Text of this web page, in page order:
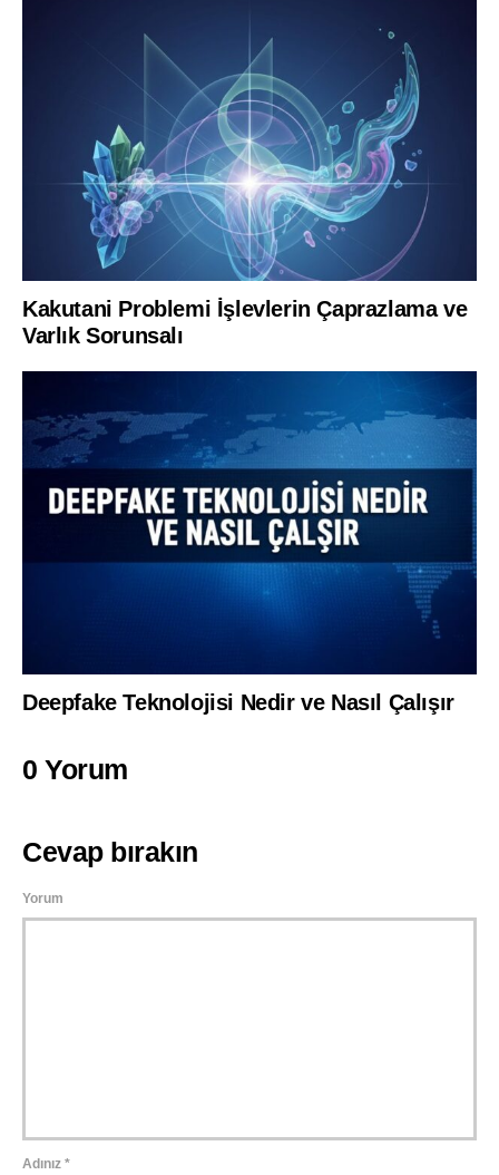
Kakutani Problemi İşlevlerin Çaprazlama ve
Varlık Sorunsalı
Deepfake Teknolojisi Nedir ve Nasıl Çalışır
0 Yorum
Cevap bırakın
Yorum
Adınız *